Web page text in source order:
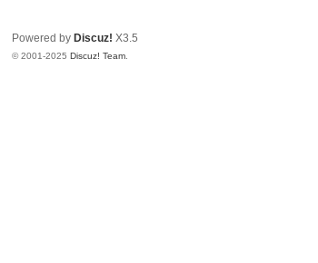
Powered by Discuz! X3.5
© 2001-2025Discuz! Team